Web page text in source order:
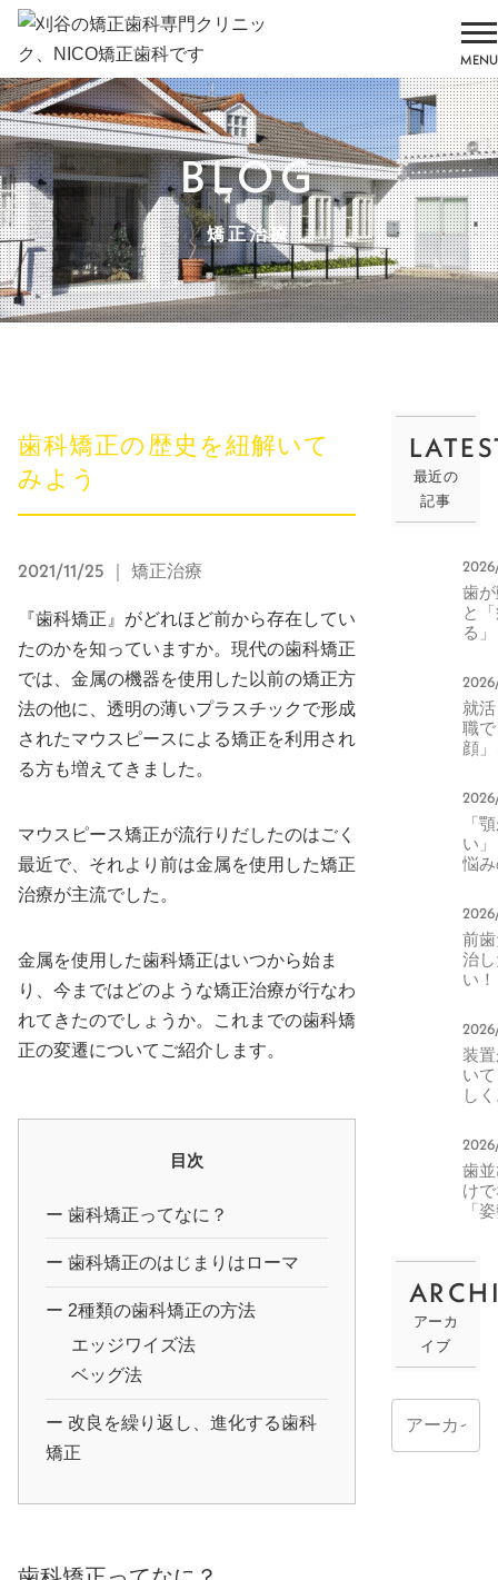
MENU
BLOG
矯正治療
歯科矯正の歴史を紐解いて
みよう
2021/11/25 ｜ 矯正治療
『歯科矯正』がどれほど前から存在してい
たのかを知っていますか。現代の歯科矯正
では、金属の機器を使用した以前の矯正方
法の他に、透明の薄いプラスチックで形成
されたマウスピースによる矯正を利用され
る方も増えてきました。
マウスピース矯正が流行りだしたのはごく
最近で、それより前は金属を使用した矯正
治療が主流でした。
金属を使用した歯科矯正はいつから始ま
り、今まではどのような矯正治療が行なわ
れてきたのでしょうか。これまでの歯科矯
正の変遷についてご紹介します。
目次
歯科矯正ってなに？
歯科矯正のはじまりはローマ
2種類の歯科矯正の方法
エッジワイズ法
ベッグ法
改良を繰り返し、進化する歯科
矯正
最近の
記事
歯
と
る
正
生
化
エ
就
職
顔
る
印
右
元
方
「
い
悩
に
ト
ラ
変化
前
治
い
で
き
ス
な
ス
装
い
し
ラ
グ
の
方
歯
け
「
効果
アーカ
イブ